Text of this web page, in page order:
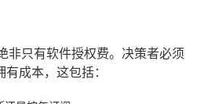
非只有软件授权费。决策者必须
成本，这包括：